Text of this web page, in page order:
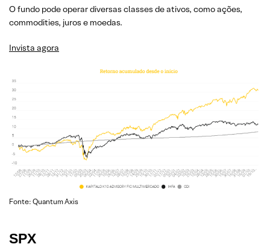
O fundo pode operar diversas classes de ativos, como ações,
commodities, juros e moedas.
Invista agora
Fonte: Quantum Axis
SPX